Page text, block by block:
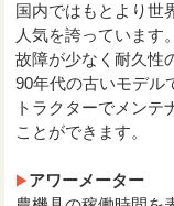
国内ではもとより世
人気を誇っています
故障が少なく耐久性
90年代の古いモデル
トラクターでメンテ
ことができます。
アワーメーター